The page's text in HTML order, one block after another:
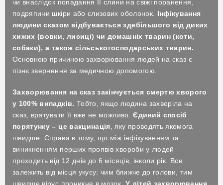
чи внаслідок попадання її слини на свіжі поранення,
подряпини шкіри або слизових оболонок. Інфікування
людини сказом відбувається здебільшого від диких
хижих (вовки, лисиці) чи домашніх тварин (коти,
собаки), а також сільськогосподарських тварин.
Основною причиною захворювання людей на сказ є
пізнє звернення за медичною допомогою.
Захворювання на сказ закінчується смертю хворого
у 100% випадків. Тобто, якщо людина захворіла на
сказ, врятувати її вже не можливо.Єдиний спосіб
порятунку – це вакцинація , яку проводять якомога
швидше. Справа в тому, що між інфікуванням та
виникненням перших проявів хвороби у людей
проходить від 12 днів до 6 місяців, інколи рік. Все
залежить від місця укусу: чим ближче до голови, тим